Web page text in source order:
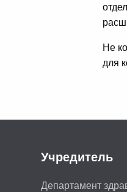
Не
для
Учредитель
Департамент